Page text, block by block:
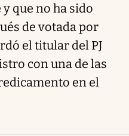
que no ha sido
de votada por
el titular del PJ
con una de las
en el